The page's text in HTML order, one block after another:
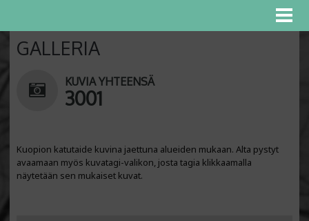
GALLERIA
KUVIA YHTEENSÄ
3001
Kuopion katutaide kuvina jaettuna alueiden mukaan. Alta pystyt
avaamaan myös kuvatagi-valikon, josta tagia klikkaamalla
näytetään sen mukaiset kuvat.